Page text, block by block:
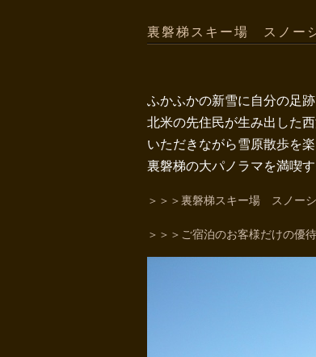
裏磐梯スキー場 スノー
ふかふかの新雪に自分の足跡
北米の先住民が生み出した
いただきながら雪原散歩を
裏磐梯の大パノラマを満喫
＞＞＞裏磐梯スキー場 スノー
＞＞＞ご宿泊のお客様だけの優